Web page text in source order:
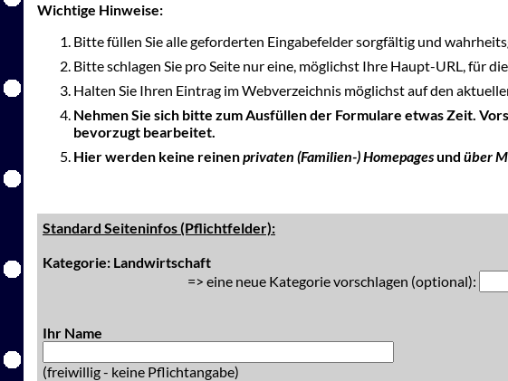
Wichtige Hinweise:
Bitte füllen Sie alle geforderten Eingabefelder sorgfältig und
Bitte schlagen Sie pro Seite nur eine, möglichst Ihre Haupt-URL, für
Halten Sie Ihren Eintrag im Webverzeichnis möglichst auf den
Nehmen Sie sich bitte zum Ausfüllen der Formulare etwas Zeit.
bevorzugt bearbeitet.
Hier werden keine reinenprivaten (Familien-) Homepagesund über
Standard Seiteninfos (Pflichtfelder):
Kategorie: Landwirtschaft
=> eine neue Kategorie vorschlagen (optional):
Ihr Name
(freiwillig - keine Pflichtangabe)